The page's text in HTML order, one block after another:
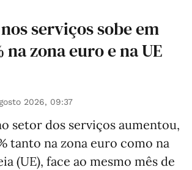
serviços sobe em
zona euro e na UE
2026, 09:37
setor dos serviços aumentou,
tanto na zona euro como na
(UE), face ao mesmo mês de